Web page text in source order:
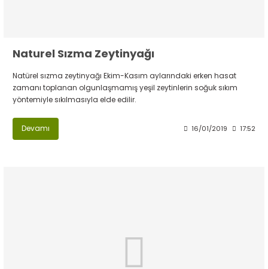
Naturel Sızma Zeytinyağı
Natürel sızma zeytinyağı Ekim-Kasım aylarındaki erken hasat
zamanı toplanan olgunlaşmamış yeşil zeytinlerin soğuk sıkım
yöntemiyle sıkılmasıyla elde edilir.
Devamı 16/01/2019 17:52